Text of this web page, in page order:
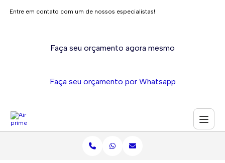
Entre em contato com um de nossos especialistas!
Faça seu orçamento agora mesmo
Faça seu orçamento por Whatsapp